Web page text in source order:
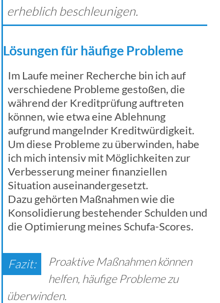
erheblich beschleunigen.
Lösungen für häufige Probleme
Im Laufe meiner Recherche bin ich auf
verschiedene Probleme gestoßen, die
während der Kreditprüfung auftreten
können, wie etwa eine Ablehnung
aufgrund mangelnder Kreditwürdigkeit.
Um diese Probleme zu überwinden, habe
ich mich intensiv mit Möglichkeiten zur
Verbesserung meiner finanziellen
Situation auseinandergesetzt.
Dazu gehörten Maßnahmen wie die
Konsolidierung bestehender Schulden und
die Optimierung meines Schufa-Scores.
Proaktive Maßnahmen können
helfen, häufige Probleme zu
überwinden.